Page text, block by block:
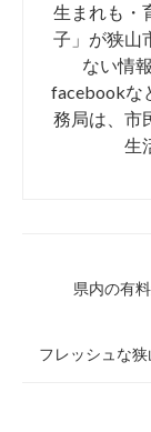
生まれも・
子」が狭山
ない情
facebookな
務局は、市
生
県内の有
フレッシュな